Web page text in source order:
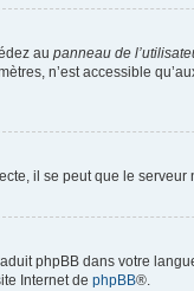
au panneau de
n’est accessible
il se peut que le
phpBB dans votre
Internet de phpBB®.